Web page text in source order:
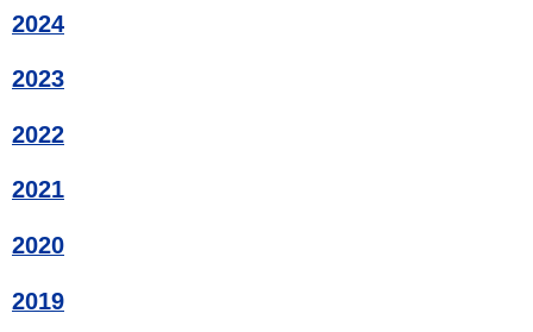
2024
2023
2022
2021
2020
2019